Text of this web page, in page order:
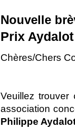
Nouvelle
Prix
Chères/Chers
Veuillez trouver
association
Philippe